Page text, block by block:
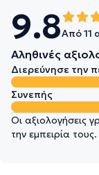
9.8Από 11
Αληθινές
Συνεπής
Οι αξιολογήσεις
την εμπειρία τους.